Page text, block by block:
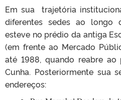
Em sua trajetória
diferentes sedes ao longo
esteve no prédio da antiga
(em frente ao Mercado
até 1988, quando reabre
Cunha. Posteriormente sua
endereços: